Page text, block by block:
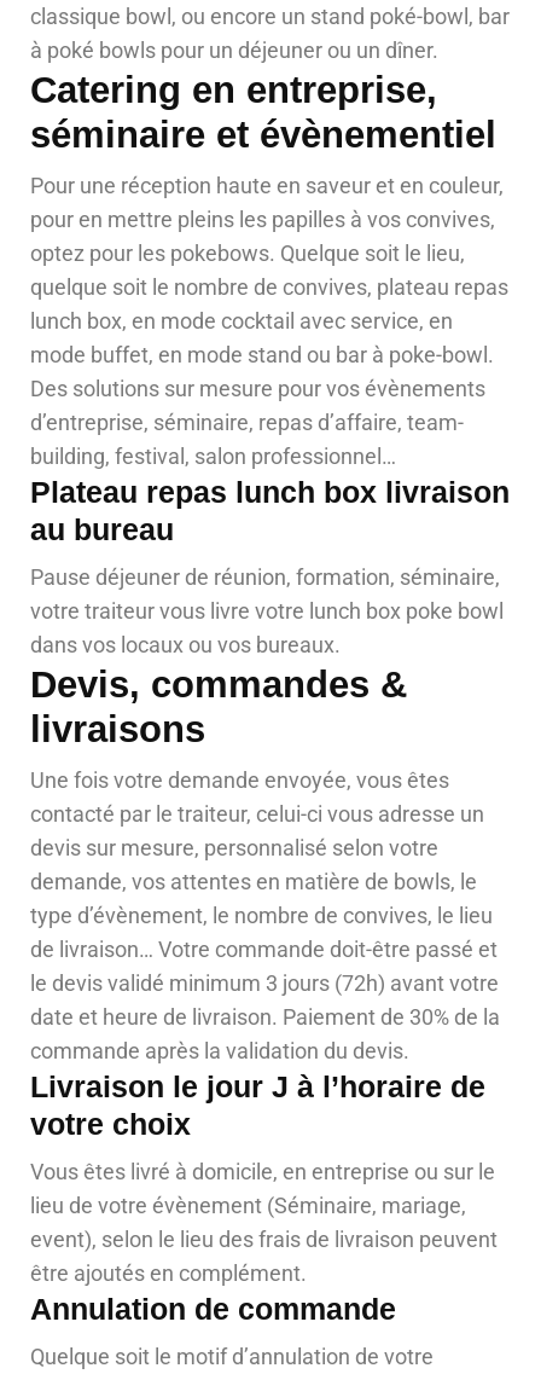
classique bowl, ou encore un stand poké-bowl, bar
à poké bowls pour un déjeuner ou un dîner.
Catering en entreprise,
séminaire et évènementiel
Pour une réception haute en saveur et en couleur,
pour en mettre pleins les papilles à vos convives,
optez pour les pokebows. Quelque soit le lieu,
quelque soit le nombre de convives, plateau repas
lunch box, en mode cocktail avec service, en
mode buffet, en mode stand ou bar à poke-bowl.
Des solutions sur mesure pour vos évènements
d’entreprise, séminaire, repas d’affaire, team-
building, festival, salon professionnel…
Plateau repas lunch box livraison
au bureau
Pause déjeuner de réunion, formation, séminaire,
votre traiteur vous livre votre lunch box poke bowl
dans vos locaux ou vos bureaux.
Devis, commandes &
livraisons
Une fois votre demande envoyée, vous êtes
contacté par le traiteur, celui-ci vous adresse un
devis sur mesure, personnalisé selon votre
demande, vos attentes en matière de bowls, le
type d’évènement, le nombre de convives, le lieu
de livraison… Votre commande doit-être passé et
le devis validé minimum 3 jours (72h) avant votre
date et heure de livraison. Paiement de 30% de la
commande après la validation du devis.
Livraison le jour J à l’horaire de
votre choix
Vous êtes livré à domicile, en entreprise ou sur le
lieu de votre évènement (Séminaire, mariage,
event), selon le lieu des frais de livraison peuvent
être ajoutés en complément.
Annulation de commande
Quelque soit le motif d’annulation de votre